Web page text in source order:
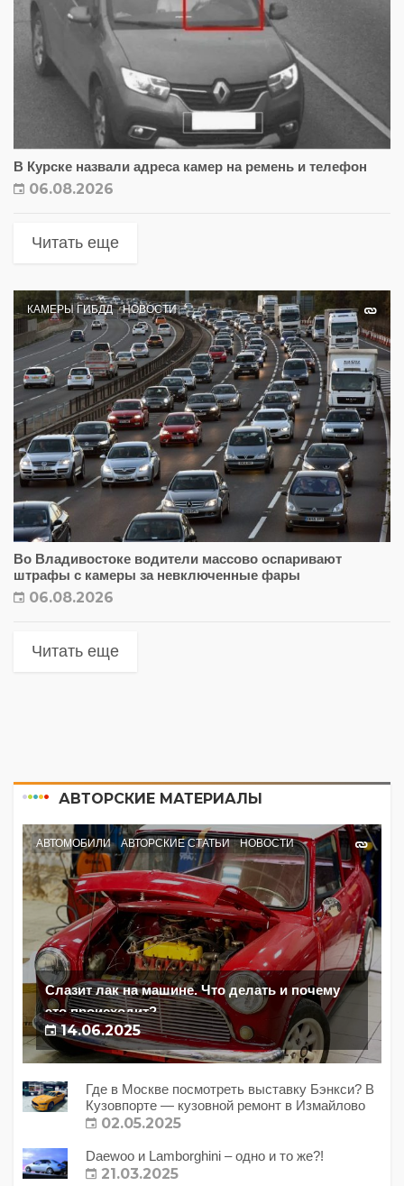
В Курске назвали адреса камер на ремень и телефон
06.08.2026
Читать еще
КАМЕРЫ ГИБДД НОВОСТИ
Во Владивостоке водители массово оспаривают
штрафы с камеры за невключенные фары
06.08.2026
Читать еще
АВТОРСКИЕ МАТЕРИАЛЫ
АВТОМОБИЛИ АВТОРСКИЕ СТАТЬИ НОВОСТИ
Слазит лак на машине. Что делать и почему
это происходит?
14.06.2025
Где в Москве посмотреть выставку Бэнкси? В
Кузовпорте — кузовной ремонт в Измайлово
02.05.2025
Daewoo и Lamborghini – одно и то же?!
21.03.2025